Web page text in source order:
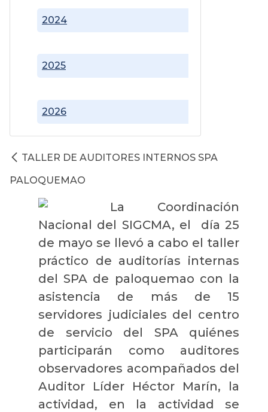
2024
2025
2026
TALLER DE AUDITORES INTERNOS SPA
PALOQUEMAO
La Coordinación
Nacional del SIGCMA, el día 25
de mayo se llevó a cabo el taller
práctico de auditorías internas
del SPA de paloquemao con la
asistencia de más de 15
servidores judiciales del centro
de servicio del SPA quiénes
participarán como auditores
observadores acompañados del
Auditor Líder Héctor Marín, la
actividad, en la actividad se